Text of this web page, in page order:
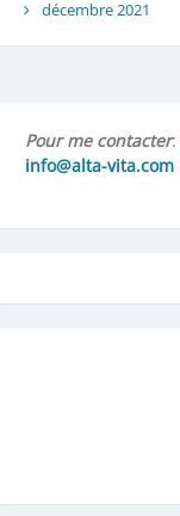
décembre 2021
Pour me contacter:
info@alta-vita.com